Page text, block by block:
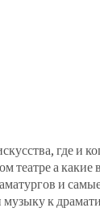
где и
театре а какие
и
к